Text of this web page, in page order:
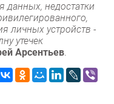
данных, недостатки
личных устройств -
утечек
Арсентьев